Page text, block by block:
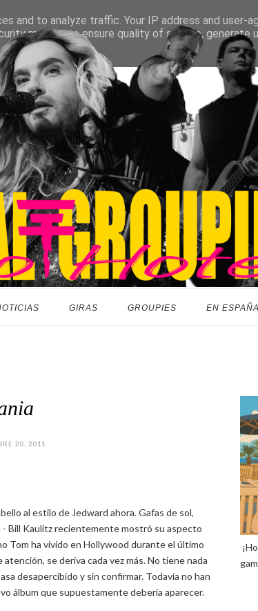
GIRAS GROUPIES EN ESPAÑA
20, 2011
al estilo de Jedward ahora. Gafas de sol,
- Bill Kaulitz recientemente mostró su aspecto
Tom ha vivido en Hollywood durante el último
se deriva cada vez más. No tiene nada
desapercibido y sin confirmar. Todavía no han
álbum que supuestamente debería aparecer.
and to analyze traffic. Your IP address and user-
metrics to ensure quality of service, generate